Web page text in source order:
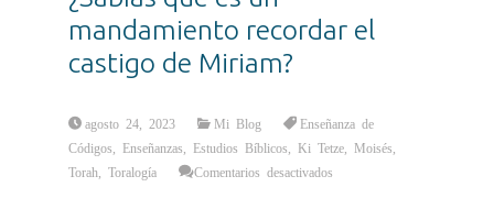
mandamiento recordar el
castigo de Miriam?
agosto 24, 2023 Mi Blog
Enseñanza de
Códigos
Enseñanzas Estudios Bíblicos Ki Tetze Moisés
Torah
,Toralogía Comentarios desactivados